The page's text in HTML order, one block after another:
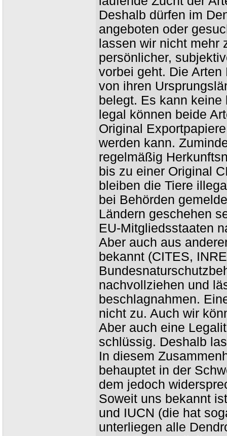
Deshalb dürfen im
angeboten oder
lassen wir nicht mehr
persönlicher,
vorbei geht. Die
von ihren
belegt. Es kann
legal können beide
Original
werden kann.
regelmäßig
bis zu einer Original
bleiben die Tiere
bei Behörden
Ländern geschehen
EU-Mitgliedsstaaten
Aber auch aus
bekannt (CITES,
nachvollziehen und
beschlagnahmen.
nicht zu. Auch wir
Aber auch eine
schlüssig. Deshalb
In diesem
behauptet in der
dem jedoch
Soweit uns bekannt
und IUCN (die hat
unterliegen alle